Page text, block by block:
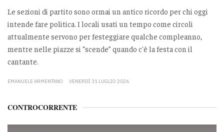
Le sezioni di partito sono ormai un antico ricordo per chi oggi
intende fare politica. I locali usati un tempo come circoli
attualmente servono per festeggiare qualche compleanno,
mentre nelle piazze si “scende” quando c'è la festa con il
cantante.
EMANUELE ARMENTANO VENERDÌ 31 LUGLIO 2026
CONTROCORRENTE